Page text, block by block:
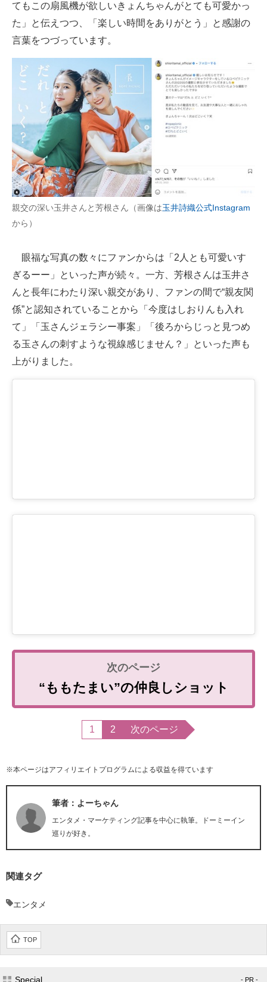
てもこの扇風機が欲しいきょんちゃんがとても可愛かっ
た」と伝えつつ、「楽しい時間をありがとう」と感謝の
言葉をつづっています。
親交の深い玉井さんと芳根さん（画像は玉井詩織公式Instagram
から）
眼福な写真の数々にファンからは「2人とも可愛いす
ぎるーー」といった声が続々。一方、芳根さんは玉井さ
んと長年にわたり深い親交があり、ファンの間で“親友関
係”と認知されていることから「今度はしおりんも入れ
て」「玉さんジェラシー事案」「後ろからじっと見つめ
る玉さんの刺すような視線感じません？」といった声も
上がりました。
“ももたまい”の仲良しショット
1 2 次のページ
※本ページはアフィリエイトプログラムによる収益を得ています
筆者：よーちゃん
エンタメ・マーケティング記事を中心に執筆。ドーミーイン
巡りが好き。
関連タグ
エンタメ
TOP
Special - PR -